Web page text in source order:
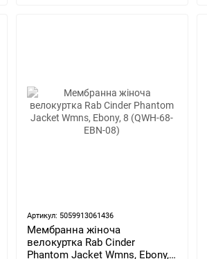
Артикул: 5059913061436
Мембранна жіноча
велокуртка Rab Cinder
Phantom Jacket Wmns, Ebony, 8